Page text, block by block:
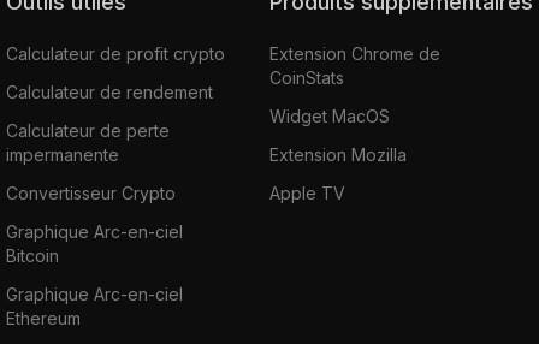
Calculateur de profit crypto
Calculateur de rendement
Calculateur de perte
impermanente
Convertisseur Crypto
Graphique Arc-en-ciel
Bitcoin
Graphique Arc-en-ciel
Ethereum
Extension Chrome de
CoinStats
Widget MacOS
Extension Mozilla
Apple TV